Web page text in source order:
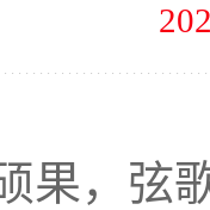
果，弦